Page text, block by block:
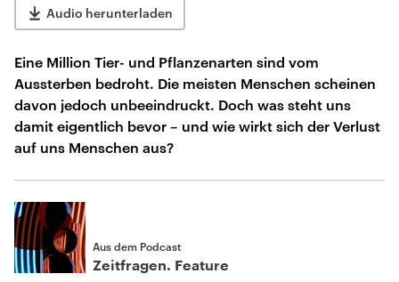
Audio herunterladen
Eine Million Tier- und Pflanzenarten sind vom
Aussterben bedroht. Die meisten Menschen scheinen
davon jedoch unbeeindruckt. Doch was steht uns
damit eigentlich bevor – und wie wirkt sich der Verlust
auf uns Menschen aus?
Aus dem Podcast
Zeitfragen. Feature